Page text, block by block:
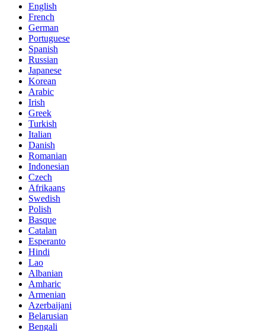
English
French
German
Portuguese
Spanish
Russian
Japanese
Korean
Arabic
Irish
Greek
Turkish
Italian
Danish
Romanian
Indonesian
Czech
Afrikaans
Swedish
Polish
Basque
Catalan
Esperanto
Hindi
Lao
Albanian
Amharic
Armenian
Azerbaijani
Belarusian
Bengali